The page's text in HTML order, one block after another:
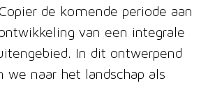
de komende periode aan
van een integrale
In dit ontwerpend
we naar het landschap als